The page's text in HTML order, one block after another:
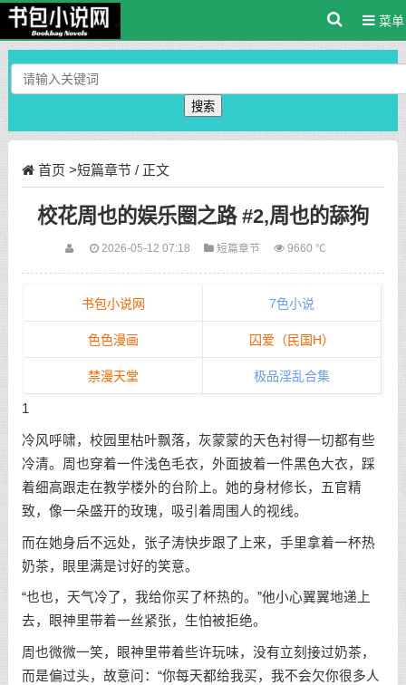
菜单
搜索
首页 >短篇章节/ 正文
校花周也的娱乐圈之路 #2,周也的舔狗
2026-05-12 07:18 短篇章节 9660 ℃
书包小说网 7色小说
色色漫画 囚爱（民国H）
禁漫天堂 极品淫乱合集
1
冷风呼啸，校园里枯叶飘落，灰蒙蒙的天色衬得一切都有些
冷清。周也穿着一件浅色毛衣，外面披着一件黑色大衣，踩
着细高跟走在教学楼外的台阶上。她的身材修长，五官精
致，像一朵盛开的玫瑰，吸引着周围人的视线。
而在她身后不远处，张子涛快步跟了上来，手里拿着一杯热
奶茶，眼里满是讨好的笑意。
“也也，天气冷了，我给你买了杯热的。”他小心翼翼地递上
去，眼神里带着一丝紧张，生怕被拒绝。
周也微微一笑，眼神里带着些许玩味，没有立刻接过奶茶，
而是偏过头，故意问：“你每天都给我买，我不会欠你很多人